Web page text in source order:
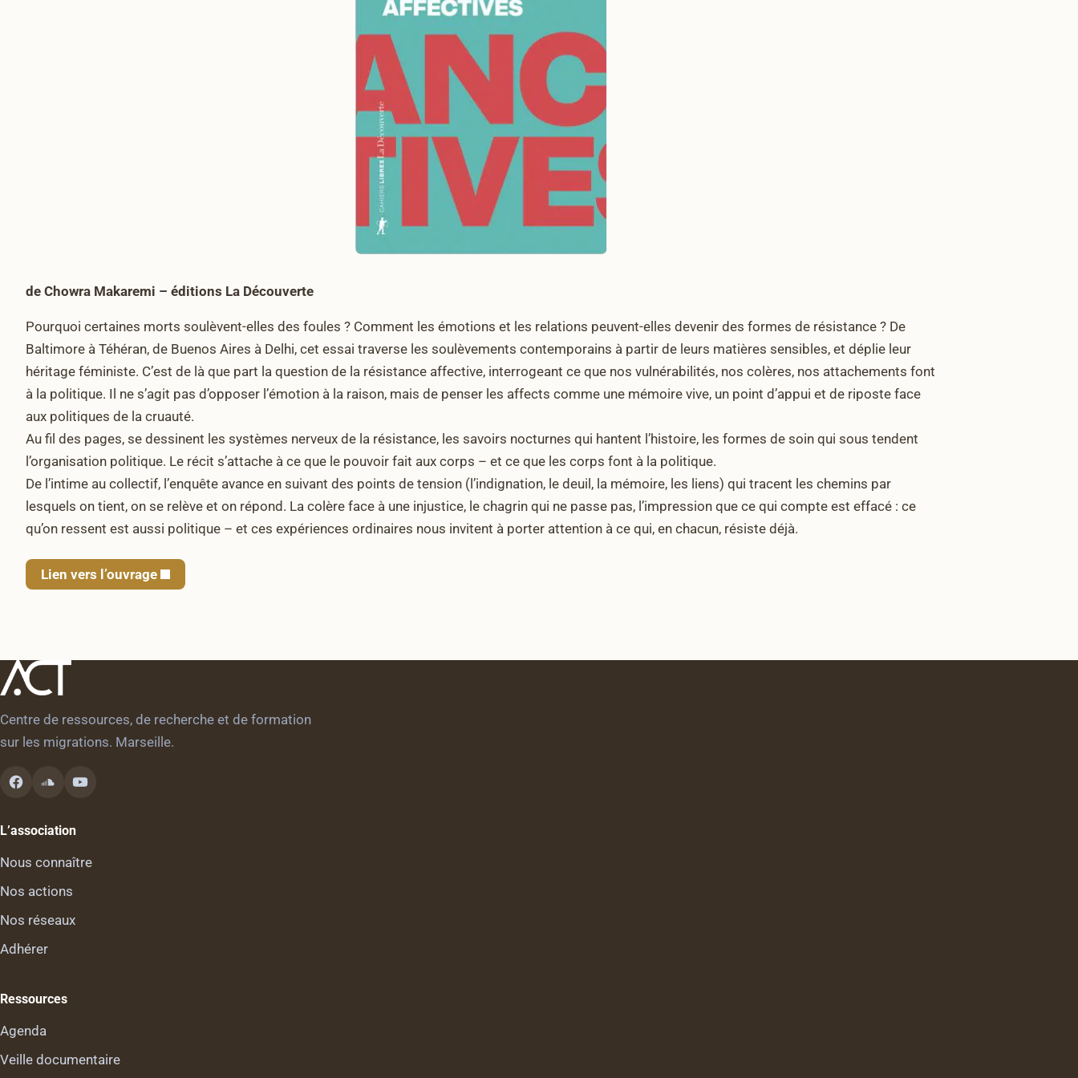
de Chowra Makaremi – éditions La Découverte
Pourquoi certaines morts soulèvent-elles des foules ? Comment les émotions et les relations peuvent-elles devenir des formes de résistance ? De
Baltimore à Téhéran, de Buenos Aires à Delhi, cet essai traverse les soulèvements contemporains à partir de leurs matières sensibles, et déplie leur
héritage féministe. C’est de là que part la question de la résistance affective, interrogeant ce que nos vulnérabilités, nos colères, nos attachements font
à la politique. Il ne s’agit pas d’opposer l’émotion à la raison, mais de penser les affects comme une mémoire vive, un point d’appui et de riposte face
aux politiques de la cruauté.
Au fil des pages, se dessinent les systèmes nerveux de la résistance, les savoirs nocturnes qui hantent l’histoire, les formes de soin qui sous tendent
l’organisation politique. Le récit s’attache à ce que le pouvoir fait aux corps – et ce que les corps font à la politique.
De l’intime au collectif, l’enquête avance en suivant des points de tension (l’indignation, le deuil, la mémoire, les liens) qui tracent les chemins par
lesquels on tient, on se relève et on répond. La colère face à une injustice, le chagrin qui ne passe pas, l’impression que ce qui compte est effacé : ce
qu’on ressent est aussi politique – et ces expériences ordinaires nous invitent à porter attention à ce qui, en chacun, résiste déjà.
Lien vers l’ouvrage
Centre de ressources, de recherche et de formation
sur les migrations. Marseille.
L’association
Nous connaître
Nos actions
Nos réseaux
Adhérer
Ressources
Agenda
Veille documentaire